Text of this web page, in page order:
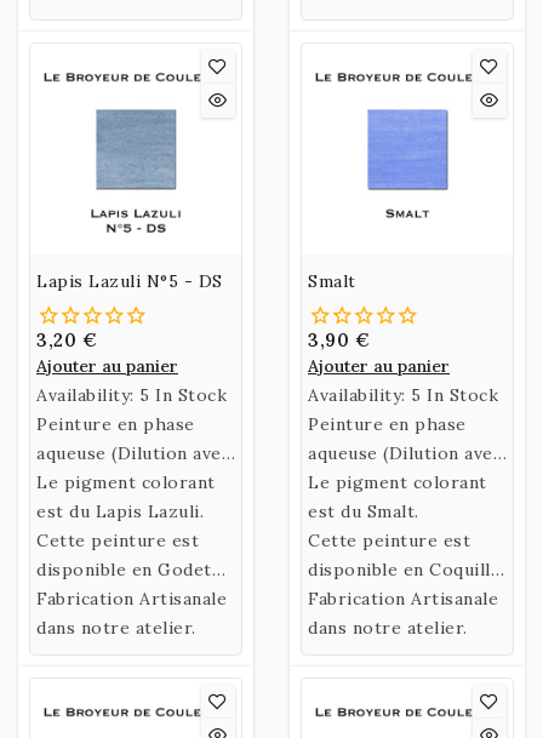
Arabique et d’Eau de
Miel.
Arabique et d’Eau de
Miel.
Lapis Lazuli N°5 - DS
3,20 €
Ajouter au panier
Availability: 5 In Stock
Peinture en phase
aqueuse (Dilution avec
de l’eau)
confectionnée selon
une recette historique
utilisant un liant
naturel fabriqué à
partir de Gomme
Arabique et d’Eau de
Miel.
Le pigment colorant
est du Lapis Lazuli.
Cette peinture est
disponible en Godet
uniquement
Fabrication Artisanale
dans notre atelier.
Smalt
3,90 €
Ajouter au panier
Availability: 5 In Stock
Peinture en phase
aqueuse (Dilution avec
de l’eau)
confectionnée selon
une recette historique
utilisant un liant
naturel fabriqué à
partir de Gomme
Arabique et d’Eau de
Miel.
Le pigment colorant
est du Smalt.
Cette peinture est
disponible en Coquille
ou en Godet.
Fabrication Artisanale
dans notre atelier.